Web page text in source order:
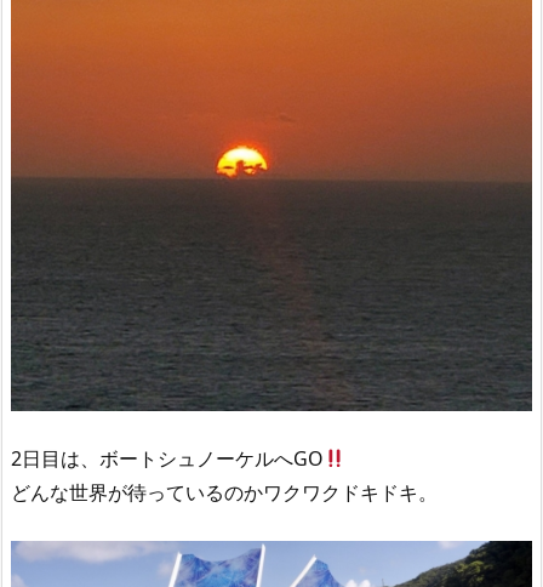
2日目は、ボートシュノーケルへGO
どんな世界が待っているのかワクワクドキドキ。